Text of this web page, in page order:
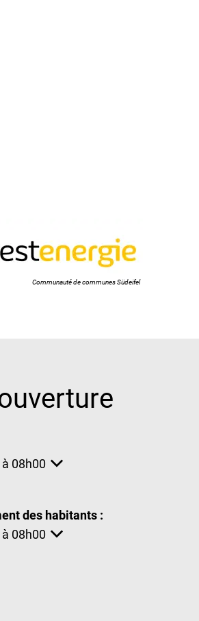
Communauté de communes Südeifel
heures d'ouverture ou de fermeture
08h00
des habitants :
heures d'ouverture ou de fermeture
08h00